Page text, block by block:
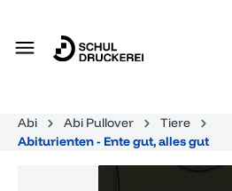
Abi Abi Pullover
Tiere
Abiturienten - Ente gut, alles gut
Bildergalerie überspringen